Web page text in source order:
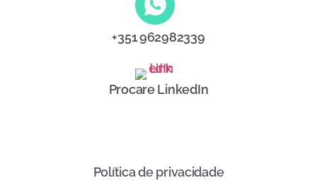
+351 962982339
Procare LinkedIn
Política de privacidade